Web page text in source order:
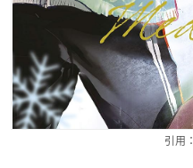
引用：